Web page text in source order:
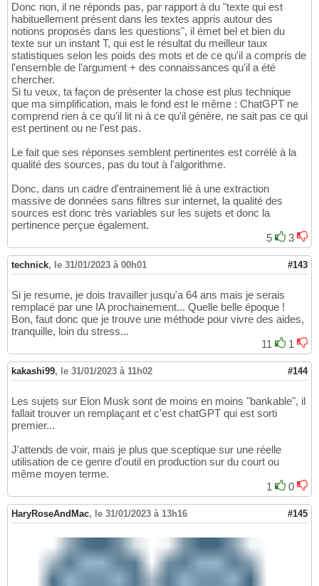
Donc non, il ne réponds pas, par rapport à du "texte qui est
habituellement présent dans les textes appris autour des
notions proposés dans les questions", il émet bel et bien du
texte sur un instant T, qui est le résultat du meilleur taux
statistiques selon les poids des mots et de ce qu'il a compris de
l'ensemble de l'argument + des connaissances qu'il a été
chercher.
Si tu veux, ta façon de présenter la chose est plus technique
que ma simplification, mais le fond est le même : ChatGPT ne
comprend rien à ce qu'il lit ni à ce qu'il génère, ne sait pas ce qui
est pertinent ou ne l'est pas.
Le fait que ses réponses semblent pertinentes est corrélé à la
qualité des sources, pas du tout à l'algorithme.
Donc, dans un cadre d'entrainement lié à une extraction
massive de données sans filtres sur internet, la qualité des
sources est donc très variables sur les sujets et donc la
pertinence perçue également.
5
3
technick, le 31/01/2023 à 00h01 #143
Si je resume, je dois travailler jusqu'a 64 ans mais je serais
remplacé par une IA prochainement... Quelle belle époque !
Bon, faut donc que je trouve une méthode pour vivre des aides,
tranquille, loin du stress...
11
1
kakashi99, le 31/01/2023 à 11h02 #144
Les sujets sur Elon Musk sont de moins en moins "bankable", il
fallait trouver un remplaçant et c'est chatGPT qui est sorti
premier...
J'attends de voir, mais je plus que sceptique sur une réelle
utilisation de ce genre d'outil en production sur du court ou
même moyen terme.
1
0
HaryRoseAndMac, le 31/01/2023 à 13h16 #145